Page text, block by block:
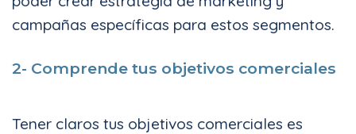
campañas específicas para estos segmentos.
2- Comprende tus objetivos comerciales
Tener claros tus objetivos comerciales es